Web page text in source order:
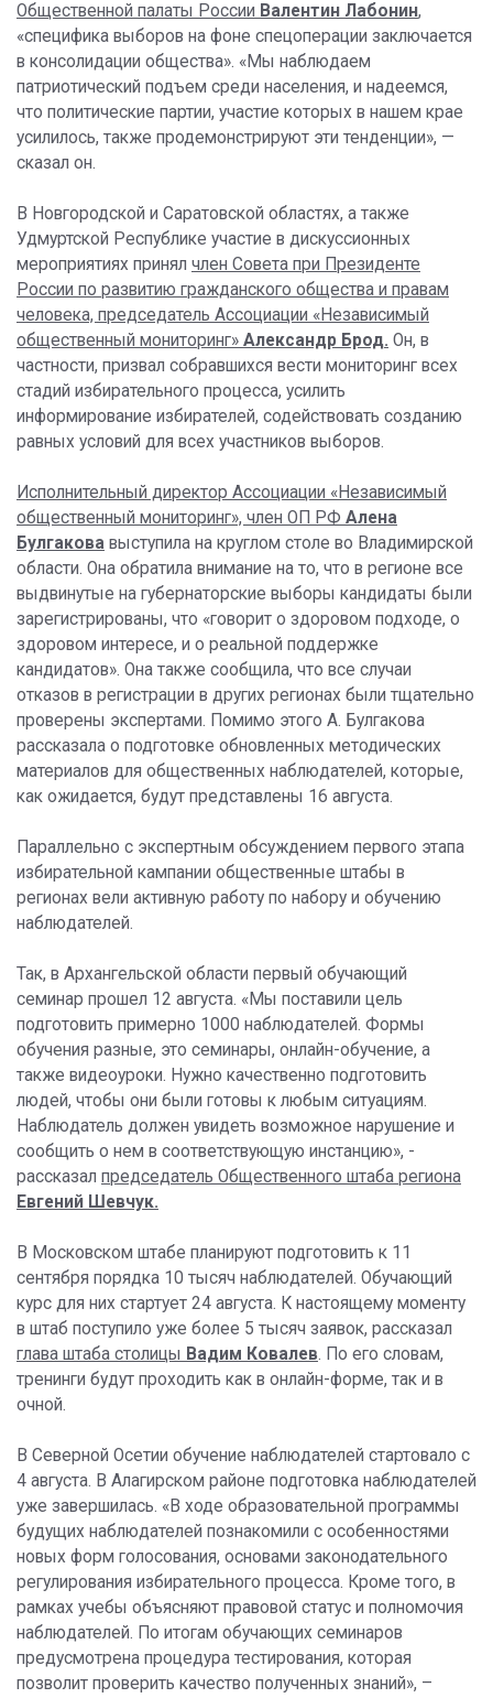
Общественной палаты России Валентин Лабонин,
«специфика выборов на фоне спецоперации заключается
в консолидации общества». «Мы наблюдаем
патриотический подъем среди населения, и надеемся,
что политические партии, участие которых в нашем крае
усилилось, также продемонстрируют эти тенденции», —
сказал он.
В Новгородской и Саратовской областях, а также
Удмуртской Республике участие в дискуссионных
мероприятиях принял член Совета при Президенте
России по развитию гражданского общества и правам
человека, председатель Ассоциации «Независимый
общественный мониторинг» Александр Брод. Он, в
частности, призвал собравшихся вести мониторинг всех
стадий избирательного процесса, усилить
информирование избирателей, содействовать созданию
равных условий для всех участников выборов.
Исполнительный директор Ассоциации «Независимый
общественный мониторинг», член ОП РФ Алена
Булгакова выступила на круглом столе во Владимирской
области. Она обратила внимание на то, что в регионе все
выдвинутые на губернаторские выборы кандидаты были
зарегистрированы, что «говорит о здоровом подходе, о
здоровом интересе, и о реальной поддержке
кандидатов». Она также сообщила, что все случаи
отказов в регистрации в других регионах были тщательно
проверены экспертами. Помимо этого А. Булгакова
рассказала о подготовке обновленных методических
материалов для общественных наблюдателей, которые,
как ожидается, будут представлены 16 августа.
Параллельно с экспертным обсуждением первого этапа
избирательной кампании общественные штабы в
регионах вели активную работу по набору и обучению
наблюдателей.
Так, в Архангельской области первый обучающий
семинар прошел 12 августа. «Мы поставили цель
подготовить примерно 1000 наблюдателей. Формы
обучения разные, это семинары, онлайн-обучение, а
также видеоуроки. Нужно качественно подготовить
людей, чтобы они были готовы к любым ситуациям.
Наблюдатель должен увидеть возможное нарушение и
сообщить о нем в соответствующую инстанцию», -
рассказал председатель Общественного штаба региона
Евгений Шевчук.
В Московском штабе планируют подготовить к 11
сентября порядка 10 тысяч наблюдателей. Обучающий
курс для них стартует 24 августа. К настоящему моменту
в штаб поступило уже более 5 тысяч заявок, рассказал
глава штаба столицы Вадим Ковалев. По его словам,
тренинги будут проходить как в онлайн-форме, так и в
очной.
В Северной Осетии обучение наблюдателей стартовало с
4 августа. В Алагирском районе подготовка наблюдателей
уже завершилась. «В ходе образовательной программы
будущих наблюдателей познакомили с особенностями
новых форм голосования, основами законодательного
регулирования избирательного процесса. Кроме того, в
рамках учебы объясняют правовой статус и полномочия
наблюдателей. По итогам обучающих семинаров
предусмотрена процедура тестирования, которая
позволит проверить качество полученных знаний», –